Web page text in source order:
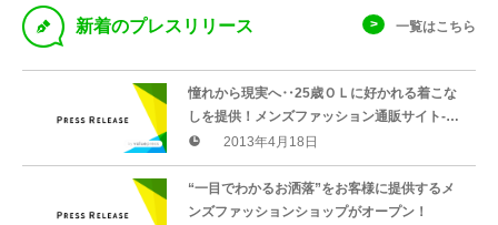
D 新着のプレスリリース 一覧はこちら
憧れから現実へ‥25歳ＯＬに好かれる着こな
しを提供！メンズファッション通販サイト-bel
uomo(ベルウォーモ)-がオープン！
2013年4月18日
“一目でわかるお洒落”をお客様に提供するメ
ンズファッションショップがオープン！